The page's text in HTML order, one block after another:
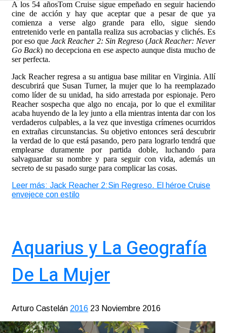
A los 54 añosTom Cruise sigue empeñado en seguir haciendo
cine de acción y hay que aceptar que a pesar de que ya
comienza a verse algo grande para ello, sigue siendo
entretenido verle en pantalla realiza sus acrobacias y clichés. Es
por eso queJack Reacher 2: Sin Regreso (Jack Reacher: Never
Go Back) no decepciona en ese aspecto aunque dista mucho de
ser perfecta.
Jack Reacher regresa a su antigua base militar en Virginia. Allí
descubrirá que Susan Turner, la mujer que lo ha reemplazado
como líder de su unidad, ha sido arrestada por espionaje. Pero
Reacher sospecha que algo no encaja, por lo que el exmilitar
acaba huyendo de la ley junto a ella mientras intenta dar con los
verdaderos culpables, a la vez que investiga crímenes ocurridos
en extrañas circunstancias. Su objetivo entonces será descubrir
la verdad de lo que está pasando, pero para lograrlo tendrá que
emplearse duramente por partida doble, luchando para
salvaguardar su nombre y para seguir con vida, además un
secreto de su pasado surge para complicar las cosas.
Leer más: Jack Reacher 2:Sin Regreso. El héroe Cruise
envejece con estilo
Aquarius y La Geografía
De La Mujer
Arturo Castelán 2016 23 Noviembre 2016